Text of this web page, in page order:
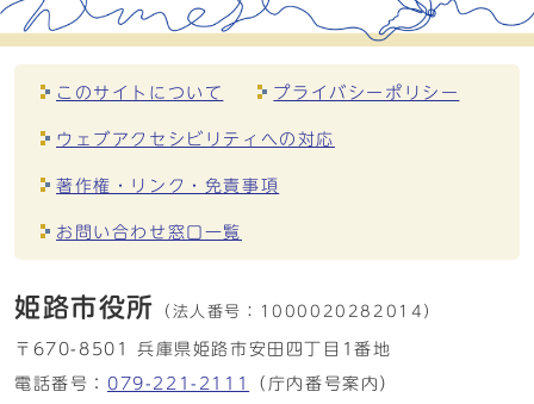
このサイトについて プライバシーポリシー
ウェブアクセシビリティへの対応
著作権・リンク・免責事項
お問い合わせ窓口一覧
姫路市役所 （法人番号： 1000020282014）
〒670-8501 兵庫県姫路市安田四丁目1番地
電話番号： 079-221-2111 （庁内番号案内）